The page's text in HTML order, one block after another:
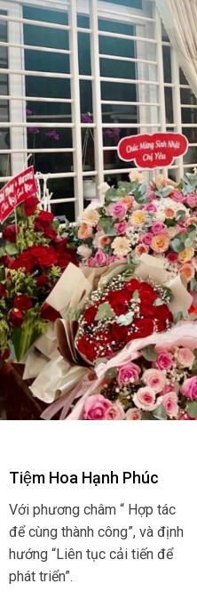
Tiệm Hoa Hạnh Phúc
Với phương châm “ Hợp tác
để cùng thành công”, và định
hướng “Liên tục cải tiến để
phát triển”.